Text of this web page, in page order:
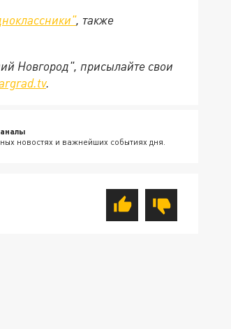
, также
Новгород", присылайте свои
.
новостях и важнейших событиях дня.